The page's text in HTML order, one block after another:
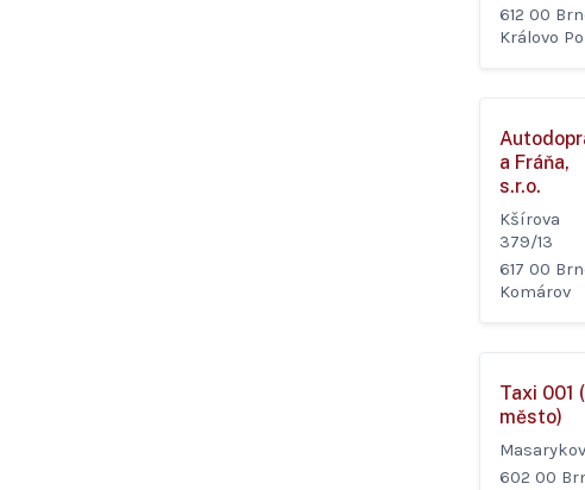
612 00
Královo
a Fráňa,
s.r.o.
Kšírova
379/13
617 00
Komárov
Taxi 001
město)
602 00